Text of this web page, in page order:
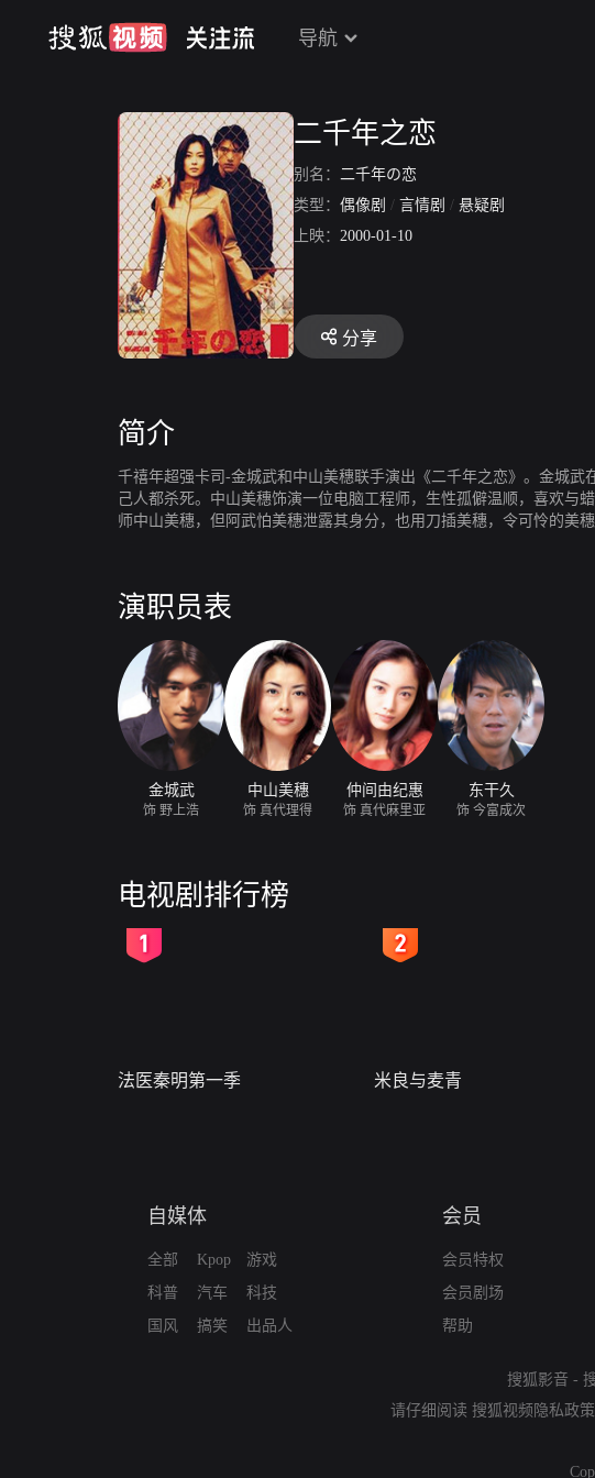
导航
二千年之恋
别名： 二千年の恋
类型： 偶像剧 / 言情剧 / 悬疑剧
上映： 2000-01-10
分享
简介
千禧年超强卡司-金城武和中山美穗联手演出《二千年之恋》。金城
己人都杀死。中山美穗饰演一位电脑工程师，生性孤僻温顺，喜欢与
师中山美穗，但阿武怕美穗泄露其身分，也用刀插美穗，令可怜的美
得平淡的生活，在一场英雄救美式的重逢里，两人共进烛光晚嚏A虽
演职员表
金城武
饰 野上浩
中山美穗
饰 真代理得
仲间由纪惠
饰 真代麻里亚
东干久
饰 今富成次
电视剧排行榜
法医秦明第一季 米良与麦青
自媒体
全部
科普
国风
Kpop
汽车
搞笑
游戏
科技
出品人
会员
会员特权
会员剧场
帮助
搜狐影音 -
请仔细阅读 搜狐视频隐私政策